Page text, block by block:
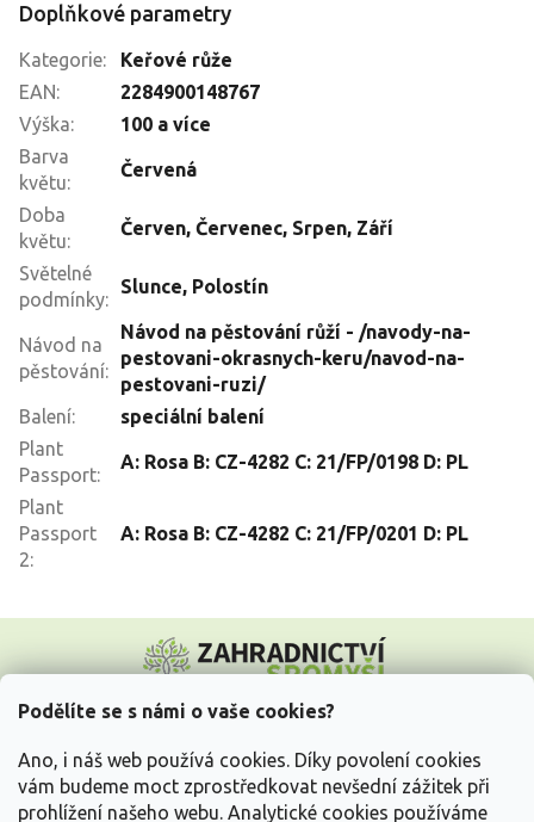
Podělíte se s námi o vaše cookies?
Ano, i náš web používá cookies. Díky povolení cookies
vám budeme moct zprostředkovat nevšední zážitek při
prohlížení našeho webu. Analytické cookies používáme
Doplňkové parametry
Kategorie:
Keřové růže
EAN:
2284900148767
Výška:
100 a více
Barva
květu:
Červená
Doba
květu:
Červen, Červenec, Srpen, Září
Světelné
podmínky:
Slunce, Polostín
Návod na
pěstování:
Návod na pěstování růží - /navody-na-
pestovani-okrasnych-keru/navod-na-
pestovani-ruzi/
Balení:
speciální balení
Plant
Passport:
A: Rosa B: CZ-4282 C: 21/FP/0198 D: PL
Plant
Passport
2:
A: Rosa B: CZ-4282 C: 21/FP/0201 D: PL
p
Vše o nákupu
Informace pro Vás